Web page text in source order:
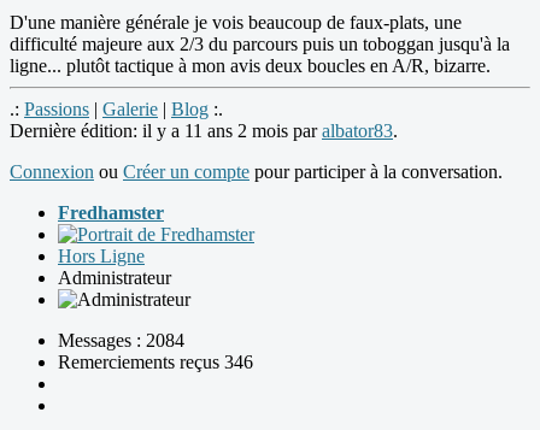
D'une manière générale je vois beaucoup de faux-plats, une
difficulté majeure aux 2/3 du parcours puis un toboggan jusqu'à la
ligne... plutôt tactique à mon avis deux boucles en A/R, bizarre.
.: Passions | Galerie | Blog :.
Dernière édition: il y a 11 ans 2 mois paralbator83.
Connexion ou Créer un compte pour participer à la conversation.
Fredhamster
Hors Ligne
Administrateur
Messages : 2084
Remerciements reçus 346